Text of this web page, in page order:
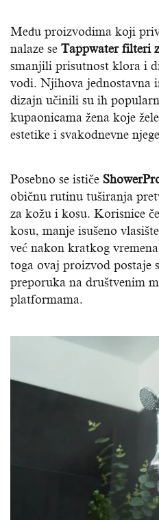
Među proizvodima koji
nalaze se Tappwater filteri
smanjili prisutnost klora i
vodi. Njihova jednostavna
dizajn učinili su ih
kupaonicama žena koje
estetike i svakodnevne
Posebno se ističe
običnu rutinu tuširanja
za kožu i kosu. Korisnice
kosu, manje isušeno
već nakon kratkog
toga ovaj proizvod postaje
preporuka na društvenim
platformama.